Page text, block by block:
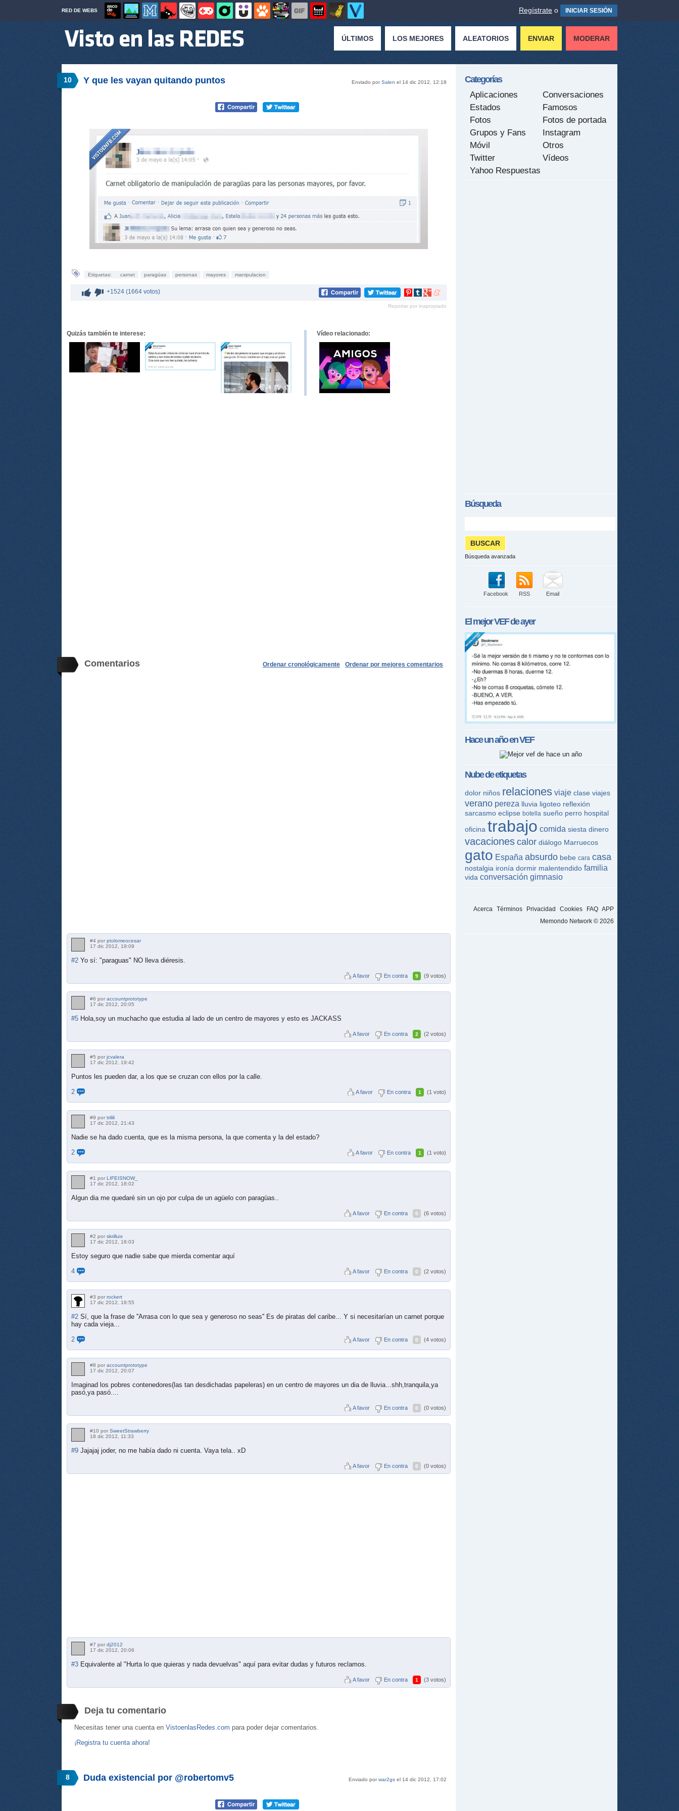
RED DE WEBS Regístrate o INICIAR SESIÓN
ÚLTIMOS LOS MEJORES ALEATORIOS ENVIAR MODERAR
10 Enviado porSalen el 14 dic 2012, 12:18
Y que les vayan quitando puntos
Etiquetas: carnet paragüas personas mayores manipulacion
+1524 (1664 votos)
Compartir
Pinterest
Compartir
tumblr
Compartir
Google+
Compartir
meneame
Reportar por inapropiado
Quizás también te interese: Vídeo relacionado:
Comentarios Ordenar por mejores comentarios
Ordenar cronológicamente
#4 por ptolomeocesar
17 dic 2012, 19:09
#2 Yo sí: "paraguas" NO lleva diéresis.
A favor En contra 9 (9 votos)
#6 por accountprototype
17 dic 2012, 20:05
#5 Hola,soy un muchacho que estudia al lado de un centro de mayores y esto es JACKASS
A favor En contra 2 (2 votos)
#5 por jcvalera
17 dic 2012, 19:42
Puntos les pueden dar, a los que se cruzan con ellos por la calle.
2
A favor En contra 1 (1 voto)
#9 por trilili
17 dic 2012, 21:43
Nadie se ha dado cuenta, que es la misma persona, la que comenta y la del estado?
2
A favor En contra 1 (1 voto)
#1 por LIFEISNOW_
17 dic 2012, 18:02
Algun dia me quedaré sin un ojo por culpa de un agüelo con paragüas..
A favor En contra 0 (6 votos)
#2 por skrilluix
17 dic 2012, 18:03
Estoy seguro que nadie sabe que mierda comentar aquí
4
A favor En contra 0 (2 votos)
#3 por rockert
17 dic 2012, 18:55
#2 Sí, que la frase de ''Arrasa con lo que sea y generoso no seas'' Es de piratas del caribe... Y si necesitarían un carnet porque
hay cada vieja...
2
A favor En contra 0 (4 votos)
#8 por accountprototype
17 dic 2012, 20:07
Imaginad los pobres contenedores(las tan desdichadas papeleras) en un centro de mayores un dia de lluvia...shh,tranquila,ya
pasó,ya pasó....
A favor En contra 0 (0 votos)
#10 por SweetStrawberry
18 dic 2012, 11:33
#9 Jajajaj joder, no me había dado ni cuenta. Vaya tela.. xD
A favor En contra 0 (0 votos)
#7 por dj2012
17 dic 2012, 20:06
#3 Equivalente al "Hurta lo que quieras y nada devuelvas" aquí para evitar dudas y futuros reclamos.
A favor En contra 1 (3 votos)
Deja tu comentario
Necesitas tener una cuenta en VistoenlasRedes.com para poder dejar comentarios.
¡Registra tu cuenta ahora!
8 Enviado porwar2gs el 14 dic 2012, 17:02
Duda existencial por @robertomv5
Categorías
Aplicaciones
Conversaciones
Estados
Famosos
Fotos
Fotos de portada
Grupos y Fans
Instagram
Móvil
Otros
Twitter
Vídeos
Yahoo Respuestas
Búsqueda
Búsqueda avanzada
Facebook RSS Email
El mejorVEFde ayer
Hace un año enVEF
Nube de etiquetas
dolor niños relaciones viaje clase viajes
verano pereza lluvia ligoteo reflexión
sarcasmo eclipse botella sueño perro hospital
oficina trabajo comida siesta dinero
vacaciones calor diálogo Marruecos
gato España absurdo bebe cara casa
nostalgia ironía dormir malentendido familia
vida conversación gimnasio
Acerca Términos Privacidad Cookies FAQ APP
Memondo Network © 2026